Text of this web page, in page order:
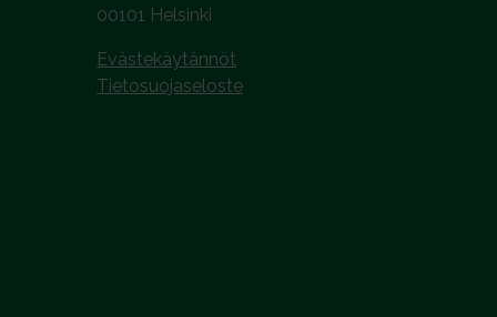
00101 Helsinki
Evästekäytännöt
Tietosuojaseloste